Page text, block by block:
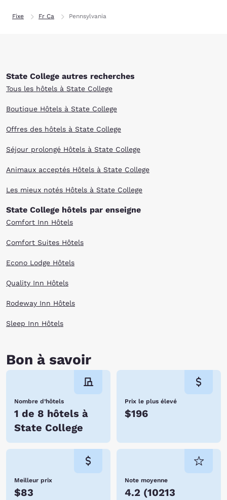
Fixe Fr Ca Pennsylvania
State College autres recherches
Tous les hôtels à State College
Boutique Hôtels à State College
Offres des hôtels à State College
Séjour prolongé Hôtels à State College
Animaux acceptés Hôtels à State College
Les mieux notés Hôtels à State College
State College hôtels par enseigne
Comfort Inn Hôtels
Comfort Suites Hôtels
Econo Lodge Hôtels
Quality Inn Hôtels
Rodeway Inn Hôtels
Sleep Inn Hôtels
Bon à savoir
Nombre d’hôtels
1 de 8 hôtels à
State College
Prix le plus élevé
$196
Meilleur prix
$83
Note moyenne
4.2 (10213